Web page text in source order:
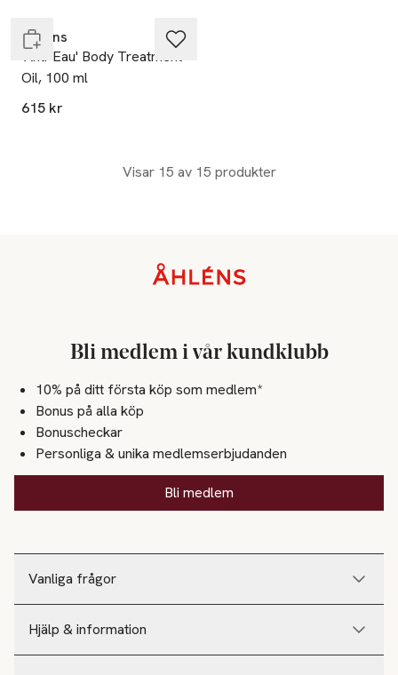
Clarins
'Anti-Eau' Body Treatment
Oil, 100 ml
615 kr
Visar 15 av 15 produkter
Vanliga frågor
Hjälp & information
Bli medlem i vår kundklubb
10% på ditt första köp som medlem*
Bonus på alla köp
Bonuscheckar
Personliga & unika medlemserbjudanden
Bli medlem